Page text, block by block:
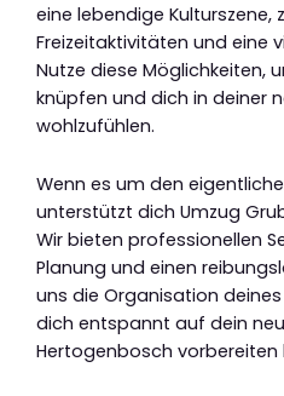
eine lebendige Kulturszene,
Freizeitaktivitäten und eine
Nutze diese Möglichkeiten,
knüpfen und dich in deiner
wohlzufühlen.
Wenn es um den
unterstützt dich Umzug
Wir bieten professionellen
Planung und einen
uns die Organisation
dich entspannt auf dein
Hertogenbosch vorbereiten